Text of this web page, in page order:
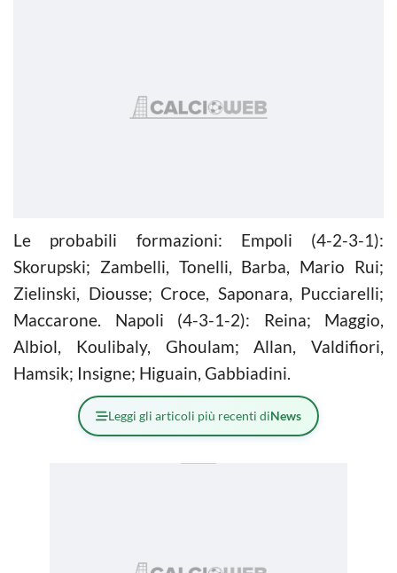
Le probabili formazioni: Empoli (4-2-3-1):
Skorupski; Zambelli, Tonelli, Barba, Mario Rui;
Zielinski, Diousse; Croce, Saponara, Pucciarelli;
Maccarone. Napoli (4-3-1-2): Reina; Maggio,
Albiol, Koulibaly, Ghoulam; Allan, Valdifiori,
Hamsik; Insigne; Higuain, Gabbiadini.
Leggi gli articoli più recenti diNews